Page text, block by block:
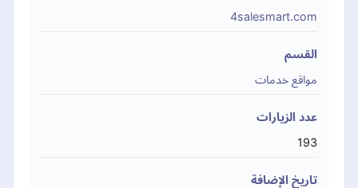
4salesmart.com
القسم
مواقع خدمات
عدد الزيارات
193
تاريخ الإضافة